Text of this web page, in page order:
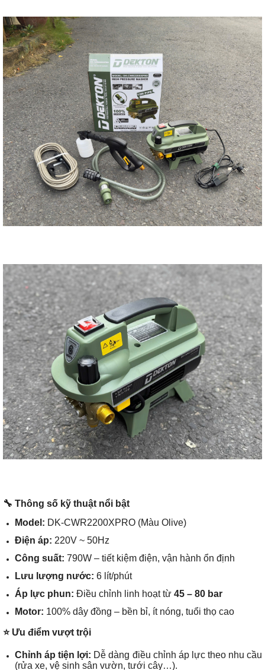
🔧 Thông số kỹ thuật nổi bật
Model: DK-CWR2200XPRO (Màu Olive)
Điện áp: 220V ~ 50Hz
Công suất: 790W – tiết kiệm điện, vận hành ổn định
Lưu lượng nước: 6 lít/phút
Áp lực phun: Điều chỉnh linh hoạt từ 45 – 80 bar
Motor: 100% dây đồng – bền bỉ, ít nóng, tuổi thọ cao
⭐ Ưu điểm vượt trội
Chỉnh áp tiện lợi: Dễ dàng điều chỉnh áp lực theo nhu cầu
(rửa xe, vệ sinh sân vườn, tưới cây…).